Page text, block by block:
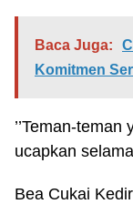
Baca Juga:
Komitmen
’’Teman-
ucapkan
Bea Cukai